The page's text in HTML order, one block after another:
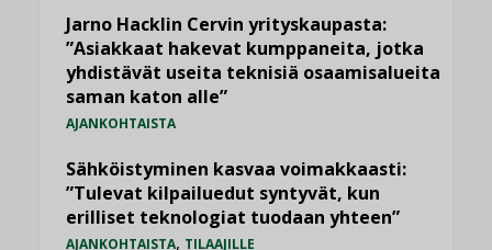
Jarno Hacklin Cervin yrityskaupasta:
”Asiakkaat hakevat kumppaneita, jotka
yhdistävät useita teknisiä osaamisalueita
saman katon alle”
AJANKOHTAISTA
Sähköistyminen kasvaa voimakkaasti:
”Tulevat kilpailuedut syntyvät, kun
erilliset teknologiat tuodaan yhteen”
AJANKOHTAISTA, TILAAJILLE